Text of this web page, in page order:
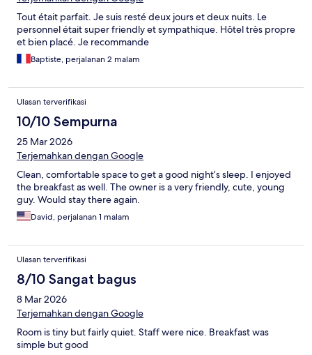
Tout était parfait. Je suis resté deux jours et deux nuits. Le
personnel était super friendly et sympathique. Hôtel très propre
et bien placé. Je recommande
Baptiste, perjalanan 2 malam
Ulasan terverifikasi
10/10 Sempurna
25 Mar 2026
Terjemahkan dengan Google
Clean, comfortable space to get a good night’s sleep. I enjoyed
the breakfast as well. The owner is a very friendly, cute, young
guy. Would stay there again.
David, perjalanan 1 malam
Ulasan terverifikasi
8/10 Sangat bagus
8 Mar 2026
Terjemahkan dengan Google
Room is tiny but fairly quiet. Staff were nice. Breakfast was
simple but good